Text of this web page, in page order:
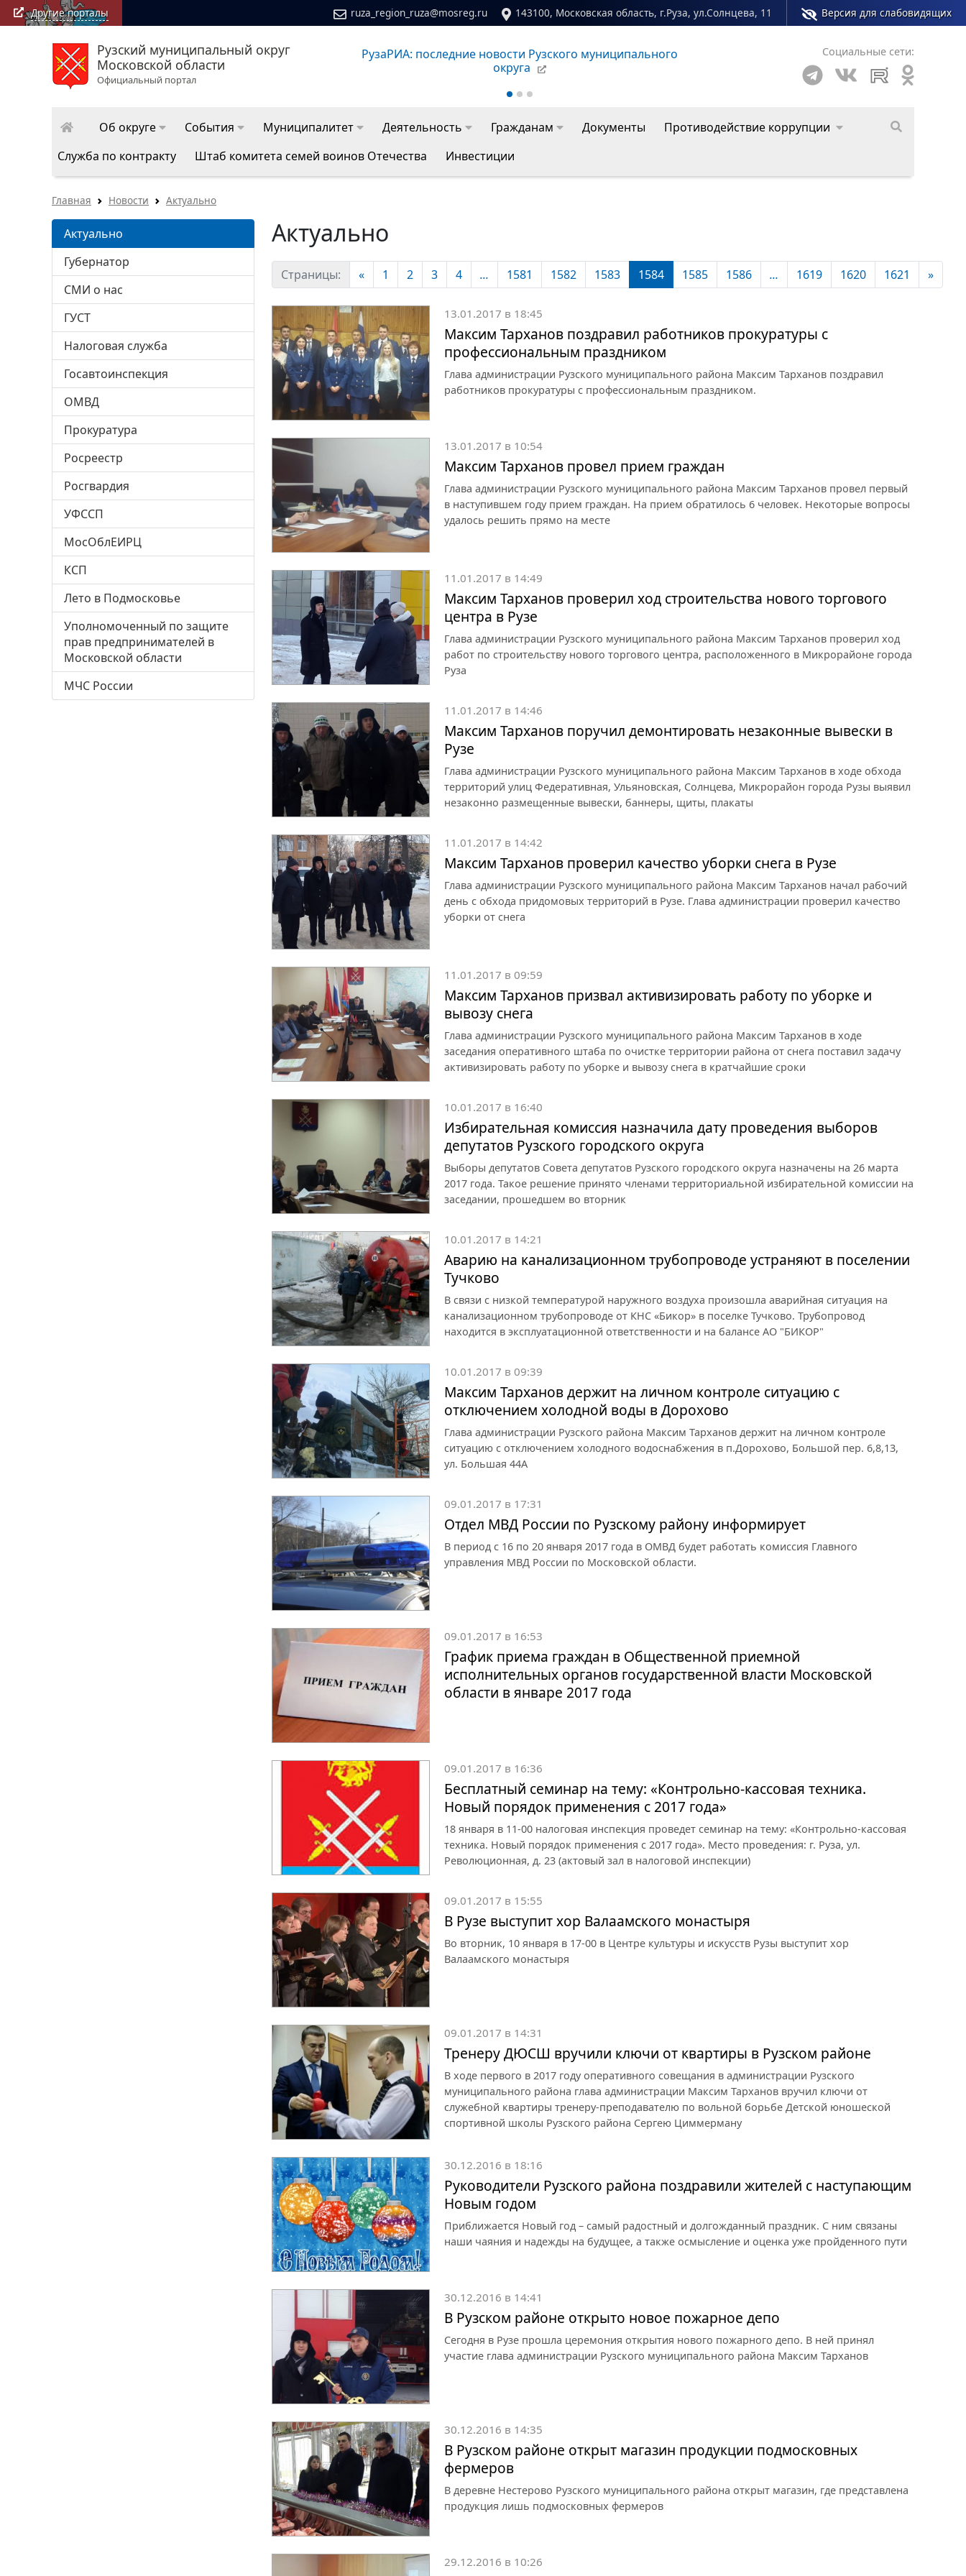
Другие порталы ruza_region_ruza@mosreg.ru 143100, Московская область, г.Руза, ул.Солнцева, 11 Версия для слабовидящих
Рузский муниципальный округ
Московской области
Официальный портал
Сайт молодежного центра Рузского муниципального округа Социальные сети:
Об округе События Муниципалитет Деятельность Гражданам Документы
Противодействие коррупции
Служба по контракту
Штаб комитета семей воинов Отечества Инвестиции
Главная Новости Актуально
Актуально
Губернатор
СМИ о нас
ГУСТ
Налоговая служба
Госавтоинспекция
ОМВД
Прокуратура
Росреестр
Росгвардия
УФССП
МосОблЕИРЦ
КСП
Лето в Подмосковье
Уполномоченный по защите
прав предпринимателей в
Московской области
МЧС России
Актуально
Страницы: « 1 2 3 4 ... 1581 1582 1583 1584 1585 1586 ... 1619 1620 1621 »
13.01.2017 в 18:45
Максим Тарханов поздравил работников прокуратуры с
профессиональным праздником
Глава администрации Рузского муниципального района Максим Тарханов поздравил
работников прокуратуры с профессиональным праздником.
13.01.2017 в 10:54
Максим Тарханов провел прием граждан
Глава администрации Рузского муниципального района Максим Тарханов провел первый
в наступившем году прием граждан. На прием обратилось 6 человек. Некоторые вопросы
удалось решить прямо на месте
11.01.2017 в 14:49
Максим Тарханов проверил ход строительства нового торгового
центра в Рузе
Глава администрации Рузского муниципального района Максим Тарханов проверил ход
работ по строительству нового торгового центра, расположенного в Микрорайоне города
Руза
11.01.2017 в 14:46
Максим Тарханов поручил демонтировать незаконные вывески в
Рузе
Глава администрации Рузского муниципального района Максим Тарханов в ходе обхода
территорий улиц Федеративная, Ульяновская, Солнцева, Микрорайон города Рузы выявил
незаконно размещенные вывески, баннеры, щиты, плакаты
11.01.2017 в 14:42
Максим Тарханов проверил качество уборки снега в Рузе
Глава администрации Рузского муниципального района Максим Тарханов начал рабочий
день с обхода придомовых территорий в Рузе. Глава администрации проверил качество
уборки от снега
11.01.2017 в 09:59
Максим Тарханов призвал активизировать работу по уборке и
вывозу снега
Глава администрации Рузского муниципального района Максим Тарханов в ходе
заседания оперативного штаба по очистке территории района от снега поставил задачу
активизировать работу по уборке и вывозу снега в кратчайшие сроки
10.01.2017 в 16:40
Избирательная комиссия назначила дату проведения выборов
депутатов Рузского городского округа
Выборы депутатов Совета депутатов Рузского городского округа назначены на 26 марта
2017 года. Такое решение принято членами территориальной избирательной комиссии на
заседании, прошедшем во вторник
10.01.2017 в 14:21
Аварию на канализационном трубопроводе устраняют в поселении
Тучково
В связи с низкой температурой наружного воздуха произошла аварийная ситуация на
канализационном трубопроводе от КНС «Бикор» в поселке Тучково. Трубопровод
находится в эксплуатационной ответственности и на балансе АО "БИКОР"
10.01.2017 в 09:39
Максим Тарханов держит на личном контроле ситуацию с
отключением холодной воды в Дорохово
Глава администрации Рузского района Максим Тарханов держит на личном контроле
ситуацию с отключением холодного водоснабжения в п.Дорохово, Большой пер. 6,8,13,
ул. Большая 44А
09.01.2017 в 17:31
Отдел МВД России по Рузскому району информирует
В период с 16 по 20 января 2017 года в ОМВД будет работать комиссия Главного
управления МВД России по Московской области.
09.01.2017 в 16:53
График приема граждан в Общественной приемной
исполнительных органов государственной власти Московской
области в январе 2017 года
09.01.2017 в 16:36
Бесплатный семинар на тему: «Контрольно-кассовая техника.
Новый порядок применения с 2017 года»
18 января в 11-00 налоговая инспекция проведет семинар на тему: «Контрольно-кассовая
техника. Новый порядок применения с 2017 года». Место проведения: г. Руза, ул.
Революционная, д. 23 (актовый зал в налоговой инспекции)
09.01.2017 в 15:55
В Рузе выступит хор Валаамского монастыря
Во вторник, 10 января в 17-00 в Центре культуры и искусств Рузы выступит хор
Валаамского монастыря
09.01.2017 в 14:31
Тренеру ДЮСШ вручили ключи от квартиры в Рузском районе
В ходе первого в 2017 году оперативного совещания в администрации Рузского
муниципального района глава администрации Максим Тарханов вручил ключи от
служебной квартиры тренеру-преподавателю по вольной борьбе Детской юношеской
спортивной школы Рузского района Сергею Циммерману
30.12.2016 в 18:16
Руководители Рузского района поздравили жителей с наступающим
Новым годом
Приближается Новый год – самый радостный и долгожданный праздник. С ним связаны
наши чаяния и надежды на будущее, а также осмысление и оценка уже пройденного пути
30.12.2016 в 14:41
В Рузском районе открыто новое пожарное депо
Сегодня в Рузе прошла церемония открытия нового пожарного депо. В ней принял
участие глава администрации Рузского муниципального района Максим Тарханов
30.12.2016 в 14:35
В Рузском районе открыт магазин продукции подмосковных
фермеров
В деревне Нестерово Рузского муниципального района открыт магазин, где представлена
продукция лишь подмосковных фермеров
29.12.2016 в 10:26